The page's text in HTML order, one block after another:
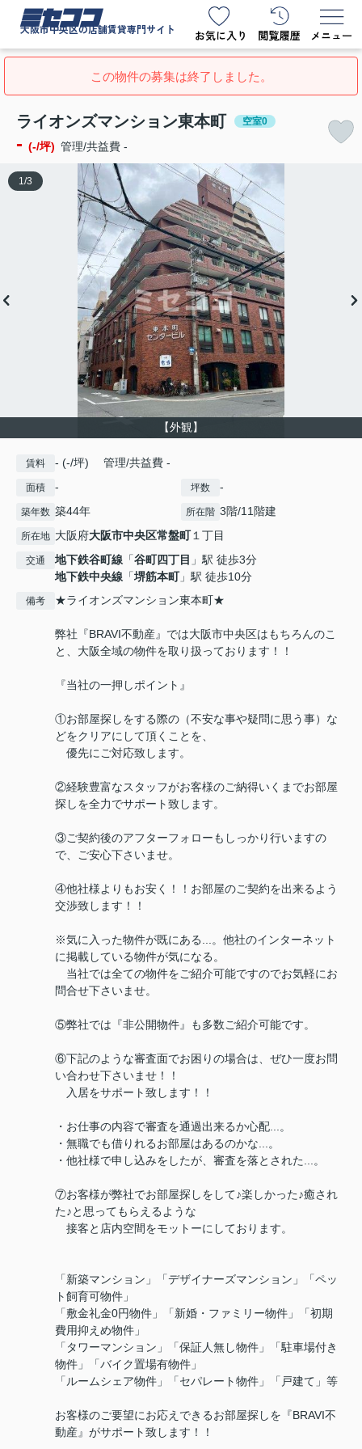
ミセココ
大阪市中央区の店舗賃貸専門サイト
この物件の募集は終了しました。
ライオンズマンション東本町 空室0
- (-/坪) 管理/共益費 -
【外観】
1 /3
賃料 - (-/坪) 管理/共益費 -
面積 - 坪数 -
築年数 築44年 所在階 3階/11階建
所在地 大阪府大阪市中央区常盤町１丁目
交通 地下鉄谷町線 「谷町四丁目 」駅 徒歩3分
地下鉄中央線 「堺筋本町」駅 徒歩10分
備考 ★ライオンズマンション東本町★
弊社『BRAVI不動産』では大阪市中央区はもちろんのこ
と、大阪全域の物件を取り扱っております！！
『当社の一押しポイント』
①お部屋探しをする際の（不安な事や疑問に思う事）な
どをクリアにして頂くことを、
優先にご対応致します。
②経験豊富なスタッフがお客様のご納得いくまでお部屋
探しを全力でサポート致します。
③ご契約後のアフターフォローもしっかり行いますの
で、ご安心下さいませ。
④他社様よりもお安く！！お部屋のご契約を出来るよう
交渉致します！！
※気に入った物件が既にある...。他社のインターネット
に掲載している物件が気になる。
当社では全ての物件をご紹介可能ですのでお気軽にお
問合せ下さいませ。
⑤弊社では『非公開物件』も多数ご紹介可能です。
⑥下記のような審査面でお困りの場合は、ぜひ一度お問
い合わせ下さいませ！！
入居をサポート致します！！
・お仕事の内容で審査を通過出来るか心配...。
・無職でも借りれるお部屋はあるのかな...。
・他社様で申し込みをしたが、審査を落とされた...。
⑦お客様が弊社でお部屋探しをして♪楽しかった♪癒され
た♪と思ってもらえるような
接客と店内空間をモットーにしております。
「新築マンション」「デザイナーズマンション」「ペッ
ト飼育可物件」
「敷金礼金0円物件」「新婚・ファミリー物件」「初期
費用抑えめ物件」
「タワーマンション」「保証人無し物件」「駐車場付き
物件」「バイク置場有物件」
「ルームシェア物件」「セパレート物件」「戸建て」等
お客様のご要望にお応えできるお部屋探しを『BRAVI不
動産』がサポート致します！！